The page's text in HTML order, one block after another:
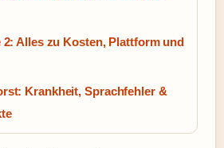
Alles zu Kosten, Plattform und
Krankheit, Sprachfehler &